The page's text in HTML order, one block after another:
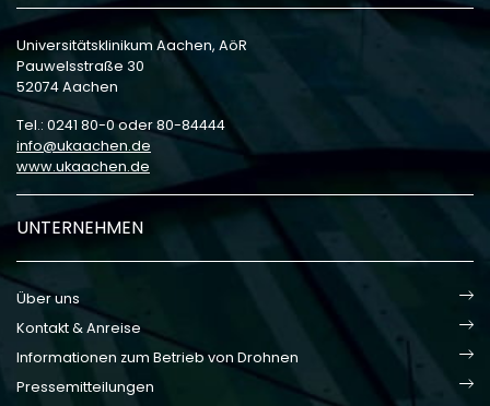
Universitätsklinikum Aachen, AöR
Pauwelsstraße 30
52074 Aachen
Tel.: 0241 80-0 oder 80-84444
info
ukaachen de
www.ukaachen.de
UNTERNEHMEN
Über uns
Kontakt & Anreise
Informationen zum Betrieb von Drohnen
Pressemitteilungen